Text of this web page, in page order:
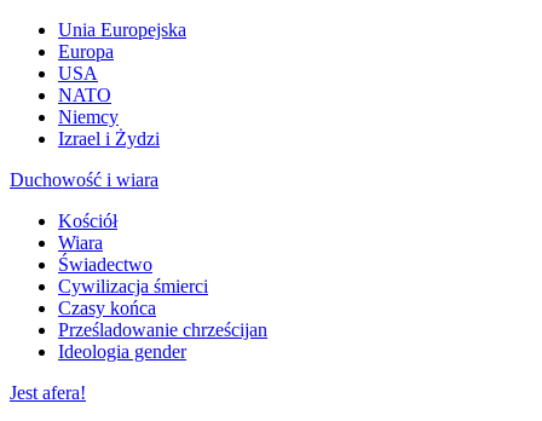
Unia Europejska
Europa
USA
NATO
Niemcy
Izrael i Żydzi
Duchowość i wiara
Kościół
Wiara
Świadectwo
Cywilizacja śmierci
Czasy końca
Prześladowanie chrześcijan
Ideologia gender
Jest afera!